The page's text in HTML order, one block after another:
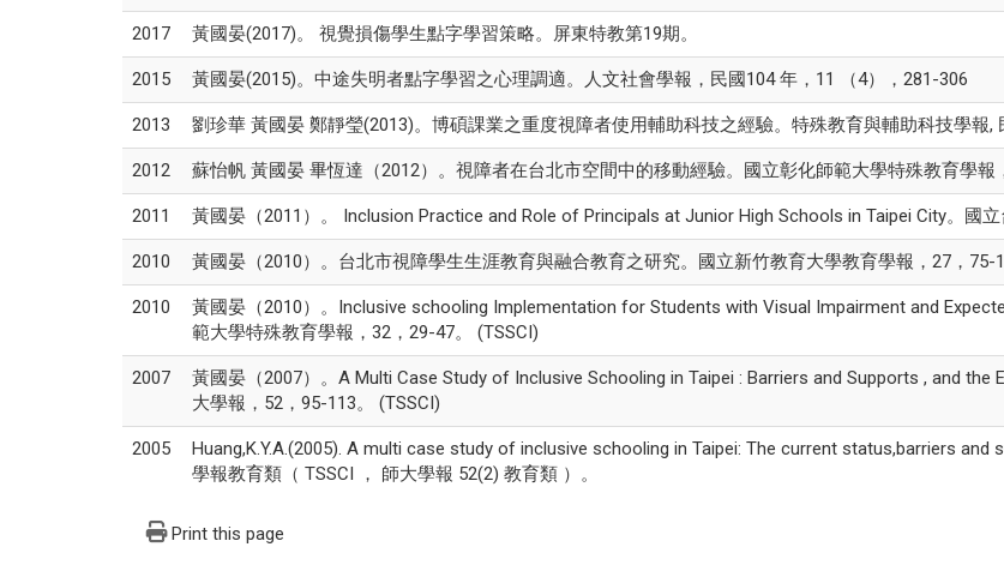
2017 黃國晏(2017)。 視覺損傷學生點字學習策略。屏東特教第19期。
2015 黃國晏(2015)。中途失明者點字學習之心理調適。人文社會學報，民國104 年，11 （4），281-306
2013 劉珍華 黃國晏 鄭靜瑩(2013)。博碩課業之重度視障者使用輔助科技之經驗。特殊教育與輔助科技學報,
2012 蘇怡帆 黃國晏 畢恆達（2012）。視障者在台北市空間中的移動經驗。國立彰化師範大學特殊教育學報
2011 黃國晏（2011）。 Inclusion Practice and Role of Principals at Junior High Schools in Taipei City。國
2010 黃國晏（2010）。台北市視障學生生涯教育與融合教育之研究。國立新竹教育大學教育學報，27，75-
2010
黃國晏（2010）。Inclusive schooling Implementation for Students with Visual Impairment and
範大學特殊教育學報，32，29-47。 (TSSCI)
2007
黃國晏（2007）。A Multi Case Study of Inclusive Schooling in Taipei : Barriers and Supports , and
大學報，52，95-113。 (TSSCI)
2005
Huang,K.Y.A.(2005). A multi case study of inclusive schooling in Taipei: The current status,barriers
學報教育類（ TSSCI ， 師大學報 52(2) 教育類 ）。
Print this page